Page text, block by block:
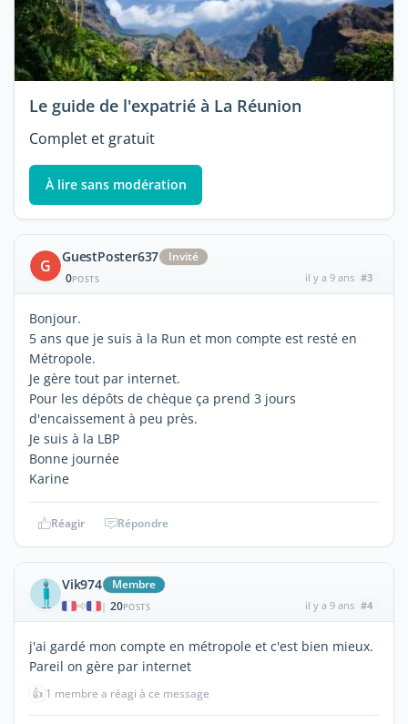
Le guide de l'expatrié à La Réunion
Complet et gratuit
À lire sans modération
G GuestPoster637
Invité
0POSTS il y a 9 ans #3
Bonjour.
5 ans que je suis à la Run et mon compte est resté en
Métropole.
Je gère tout par internet.
Pour les dépôts de chèque ça prend 3 jours
d'encaissement à peu près.
Je suis à la LBP
Bonne journée
Karine
Réagir Répondre
Vik974 Membre
| 20POSTS il y a 9 ans #4
j'ai gardé mon compte en métropole et c'est bien mieux.
Pareil on gère par internet
👍 1 membre a réagi à ce message